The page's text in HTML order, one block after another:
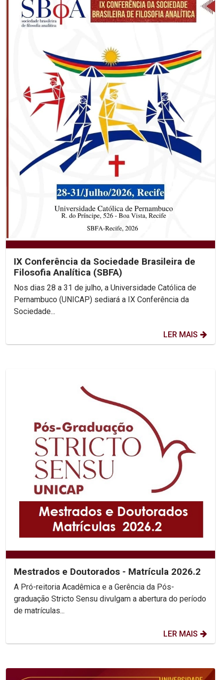
IX Conferência da Sociedade Brasileira de
Filosofia Analítica (SBFA)
Nos dias 28 a 31 de julho, a Universidade Católica de
Pernambuco (UNICAP) sediará a IX Conferência da
Sociedade...
LER MAIS
Mestrados e Doutorados - Matrícula 2026.2
A Pró-reitoria Acadêmica e a Gerência da Pós-
graduação Stricto Sensu divulgam a abertura do período
de matrículas...
LER MAIS